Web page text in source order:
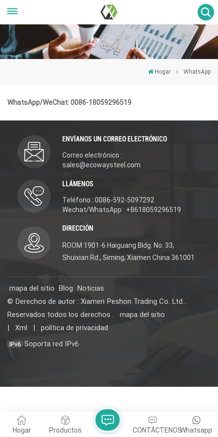
Hogar WhatsApp
WhatsApp/WeChat: 0086-18059296519
ENVÍANOS UN CORREO ELECTRÓNICO
Correo electrónico :
sales@ecowaysteel.com
LLÁMENOS
Teléfono : 0086-592-5097292
Wechat/WhatsApp : +8618059296519
DIRECCIÓN
ROOM 1901-6 Haiguang Bldg. No. 33,
Shuixian Rd., Siming, Xiamen China 361001
mapa del sitio Blog Noticias
© Derechos de autor : Xiamen Peshon Trading Co. Ltd..
Reservados todos los derechos .
mapa del sitio
|
Xml |
política de privacidad
Soporta red IPv6
Hogar Productos Whatsapp
CONTÁCTENOS